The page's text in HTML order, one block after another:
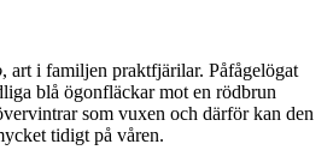
, art i familjen praktfjärilar. Påfågelögat
blå ögonfläckar mot en rödbrun
som vuxen och därför kan den
tidigt på våren.